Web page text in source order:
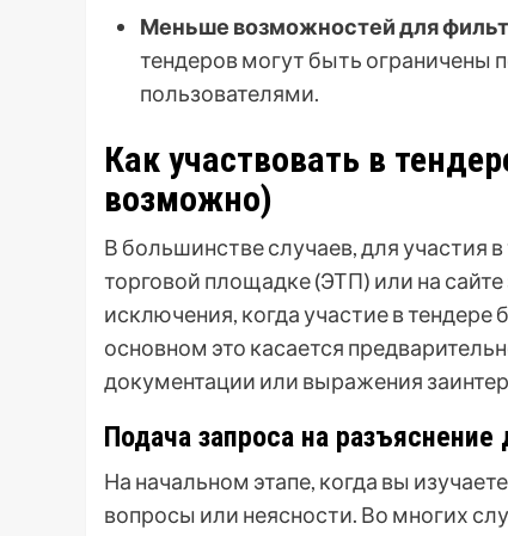
Меньше возможностей для
тендеров могут быть ограничены
пользователями.
Как участвовать в
возможно)
В большинстве случаев, для участия
торговой площадке (ЭТП) или на
исключения, когда участие в
основном это касается
документации или выражения
Подача запроса на разъяснение
На начальном этапе, когда вы
вопросы или неясности. Во многих